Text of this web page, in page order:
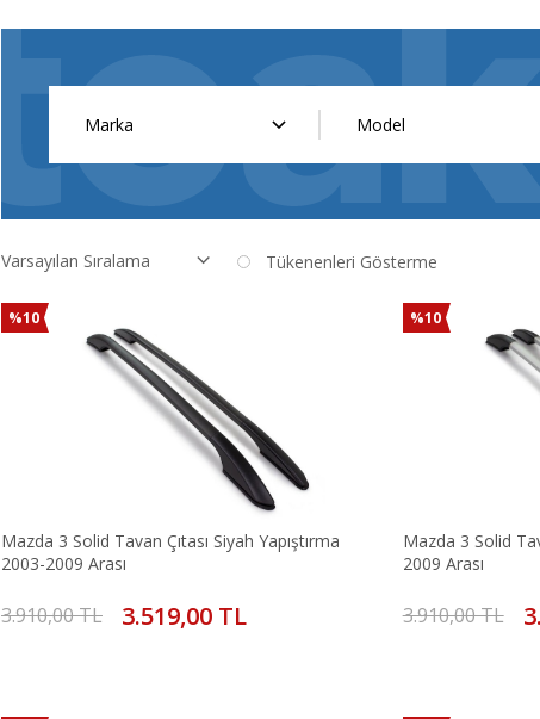
Tükenenleri Gösterme
%10
Mazda 3 Solid Tavan Çıtası Siyah Yapıştırma
2003-2009 Arası
3.910,00 TL 3.519,00 TL
%10
Mazda 3 Solid
2009 Arası
3.910,00 TL